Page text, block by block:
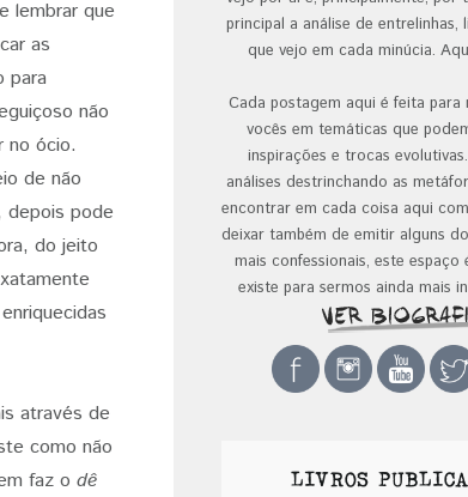
lembrar que
as
para
não
no ócio.
de não
depois pode
do jeito
através de
como não
faz o dê
principal a análise de entrelinhas,
que vejo em cada minúcia.
Cada postagem aqui é feita para
vocês em temáticas que
inspirações e trocas
análises destrinchando as
encontrar em cada coisa aqui
deixar também de emitir alguns
mais confessionais, este espaço
existe para sermos ainda mais
LIVROS